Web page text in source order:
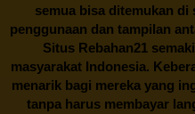
semua bisa ditemukan
penggunaan dan tampilan
Situs Rebahan21
masyarakat Indonesia.
menarik bagi mereka yang
tanpa harus membayar